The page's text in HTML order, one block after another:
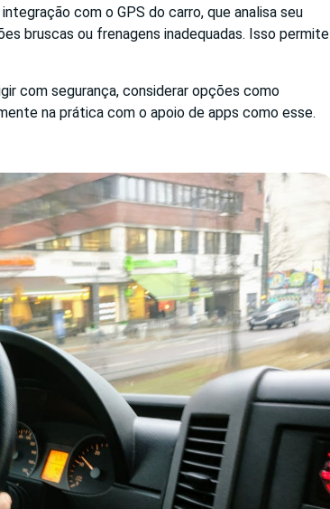
com o GPS do carro, que analisa seu
bruscas ou frenagens inadequadas. Isso permite
com segurança, considerar opções como
na prática com o apoio de apps como esse.